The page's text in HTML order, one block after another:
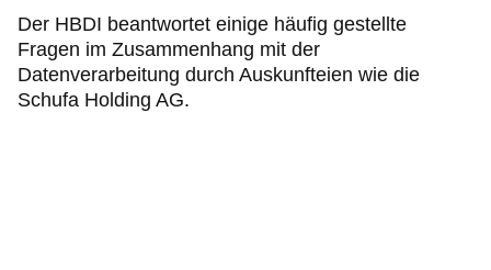
Der HBDI beantwortet einige häufig gestellte
Fragen im Zusammenhang mit der
Datenverarbeitung durch Auskunfteien wie die
Schufa Holding AG.